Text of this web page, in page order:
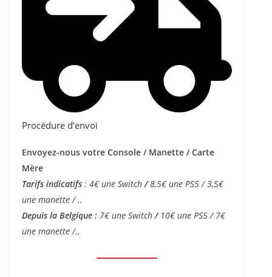
Procédure d’envoi
Envoyez-nous votre Console / Manette / Carte
Mère
Tarifs indicatifs : 4€ une Switch /8,5€ une PS5 / 3,5€
une manette / ..
Depuis la Belgique : 7€ une Switch /10€ une PS5 / 7€
une manette /..